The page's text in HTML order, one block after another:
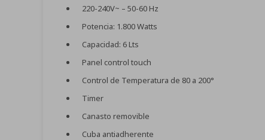
220-240V~ – 50-60 Hz
Potencia: 1.800 Watts
Capacidad: 6 Lts
Panel control touch
Control de Temperatura de 80 a 200°
Timer
Canasto removible
Cuba antiadherente